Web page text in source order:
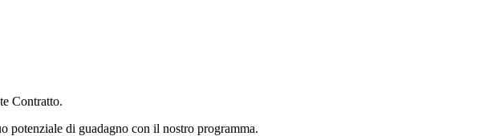
Contratto.
potenziale di guadagno con il nostro programma.